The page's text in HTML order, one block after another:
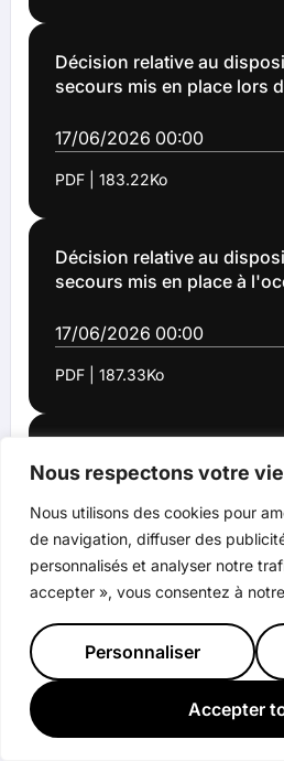
Nous respectons votre
Nous utilisons des cookies pour
de navigation, diffuser des
personnalisés et analyser notre
accepter », vous consentez à
Personnaliser
Accepter
Décision relative au
secours mis en place lors
2026 ( Décision 2026-131)
17/06/2026 00:00
PDF | 183.22Ko
Décision relative au
secours mis en place à
fêtes de Lens le 20 juin
2026 132)
17/06/2026 00:00
PDF | 187.33Ko
accompagnement
services de l'Etat pour des
d'espaces publics Cité 4
2026 133)
17/06/2026 00:00
PDF | 182.82Ko
Décision relative à
contrats relatifs au
espaces publics de divers
la ville de Lens (Décision